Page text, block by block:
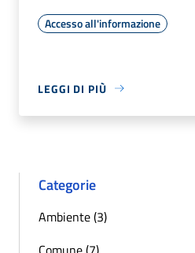
Accesso all'informazione
LEGGI DI PIÙ
Categorie
Ambiente (3)